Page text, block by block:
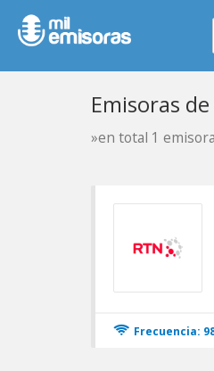
Emisoras
»en total 1
Frecuencia: